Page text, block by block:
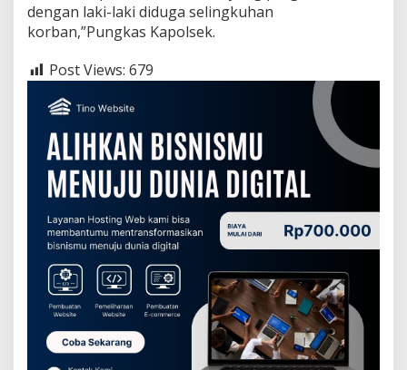
dengan laki-laki diduga selingkuhan
korban,”Pungkas Kapolsek.
Post Views: 679